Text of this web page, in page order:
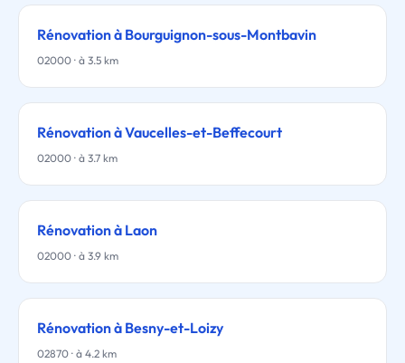
Rénovation à Bourguignon-sous-Montbavin
02000 · à 3.5 km
Rénovation à Vaucelles-et-Beffecourt
02000 · à 3.7 km
Rénovation à Laon
02000 · à 3.9 km
Rénovation à Besny-et-Loizy
02870 · à 4.2 km